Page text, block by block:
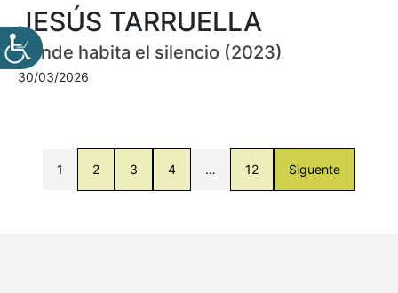
JESÚS TARRUELLA
Donde habita el silencio (2023)
30/03/2026
1 2 3 4 … 12 Siguente